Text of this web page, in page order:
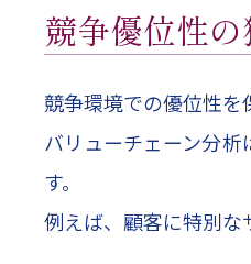
競争優位性
競争環境での優位性を
バリューチェーン分
す。
例えば、顧客に特別な